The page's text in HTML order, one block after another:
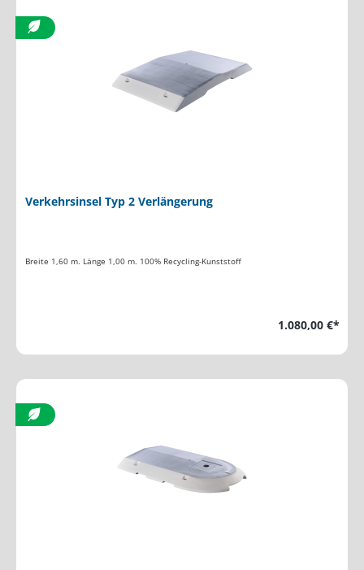
Verkehrsinsel Typ 2 Verlängerung
Breite 1,60 m. Länge 1,00 m. 100% Recycling-Kunststoff
1.080,00 €*